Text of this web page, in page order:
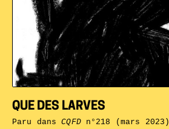
QUE DES LARVES
Paru dansCQFDn°218 (mars 2023)